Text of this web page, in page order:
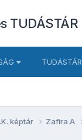
TUDÁSTÁR
TUDÁSTÁR
képtár Zafira A